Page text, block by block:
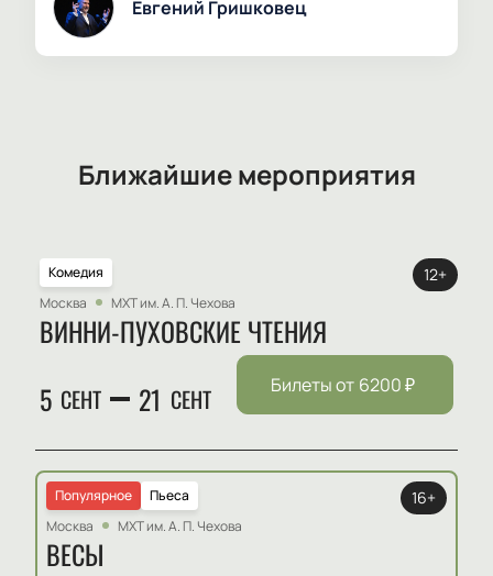
Евгений Гришковец
Ближайшие мероприятия
Комедия
Москва
МХТ им. А. П. Чехова
ВИННИ-ПУХОВСКИЕ ЧТЕНИЯ
5 СЕНТ 21 СЕНТ
12+
Билеты от 6200₽
Пьеса
Популярное
Москва
МХТ им. А. П. Чехова
ВЕСЫ
16+